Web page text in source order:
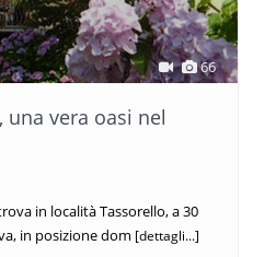
66
una vera oasi nel
in località Tassorello, a 30
in posizione dom [dettagli...]